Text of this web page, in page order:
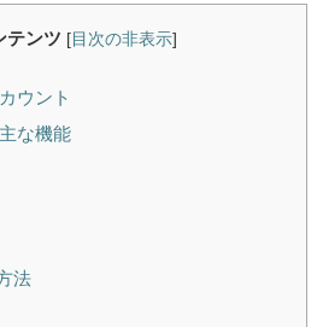
テンツ [ 目次の非表示]
ウント
な機能
法